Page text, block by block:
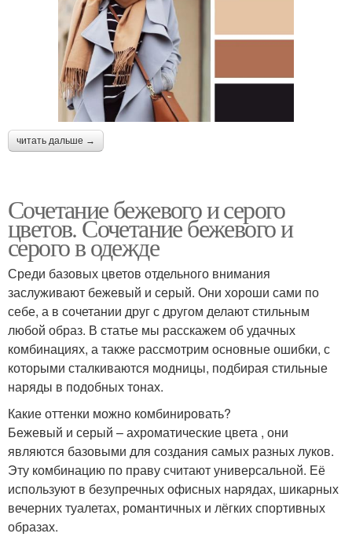
читать дальше →
Сочетание бежевого и серого
цветов. Сочетание бежевого и
серого в одежде
Среди базовых цветов отдельного внимания
заслуживают бежевый и серый. Они хороши сами по
себе, а в сочетании друг с другом делают стильным
любой образ. В статье мы расскажем об удачных
комбинациях, а также рассмотрим основные ошибки, с
которыми сталкиваются модницы, подбирая стильные
наряды в подобных тонах.
Какие оттенки можно комбинировать?
Бежевый и серый – ахроматические цвета , они
являются базовыми для создания самых разных луков.
Эту комбинацию по праву считают универсальной. Её
используют в безупречных офисных нарядах, шикарных
вечерних туалетах, романтичных и лёгких спортивных
образах.